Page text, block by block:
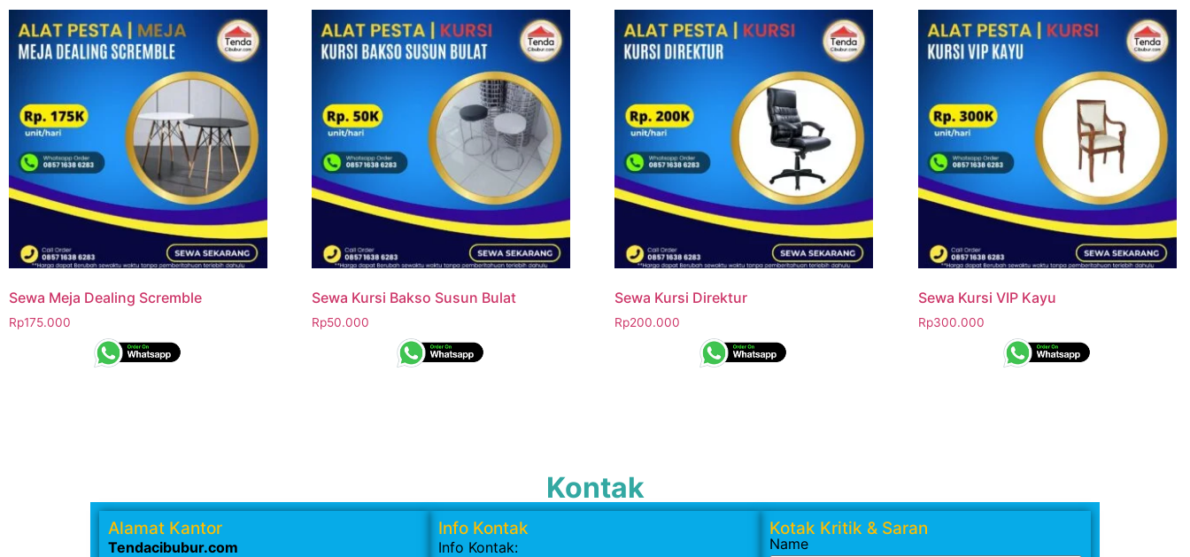
Sewa Meja Dealing Scremble
Rp175.000
Sewa Kursi Bakso Susun Bulat
Rp50.000
Sewa Kursi Direktur
Rp200.000
Sewa Kursi VIP Kayu
Rp300.000
Kontak
Alamat Kantor
Tendacibubur.com
Info Kontak
Info Kontak:
Kotak Kritik & Saran
Name